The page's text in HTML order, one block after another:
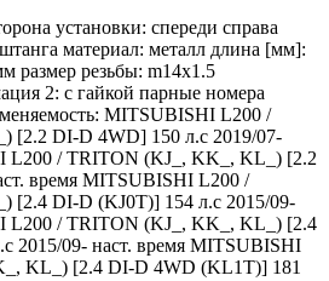
установки: спереди справа
материал: металл длина [мм]:
размер резьбы: m14x1.5
2: с гайкой парные номера
MITSUBISHI L200 /
[2.2 DI-D 4WD] 150 л.с 2019/07-
L200 / TRITON (KJ_, KK_, KL_) [2.2
время MITSUBISHI L200 /
[2.4 DI-D (KJ0T)] 154 л.с 2015/09-
L200 / TRITON (KJ_, KK_, KL_) [2.4
2015/09- наст. время MITSUBISHI
KL_) [2.4 DI-D 4WD (KL1T)] 181